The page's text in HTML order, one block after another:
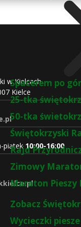
Spacerem po
25-tka
50-tka
Świętokrzyski
Rajd
Zimowy
Maraton Pieszy
Zobacz
Wycieczki piesze
w Kielcach
Kielce
piątek10:00-16:00